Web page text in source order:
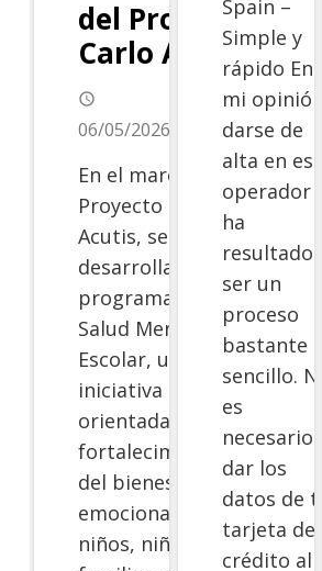
del Proyecto
Carlo Acutis
access_time
06/05/2026
En el marco del
Proyecto Carlo
Acutis, se
desarrolla el
programa de
Salud Mental
Escolar, una
iniciativa
orientada al
fortalecimiento
del bienestar
emocional de
niños, niñas y sus
Spain –
Simple y
rápido En
mi opinión,
darse de
alta en este
operador
ha
resultado
ser un
proceso
bastante
sencillo. No
es
necesario
dar los
datos de tu
tarjeta de
crédito al